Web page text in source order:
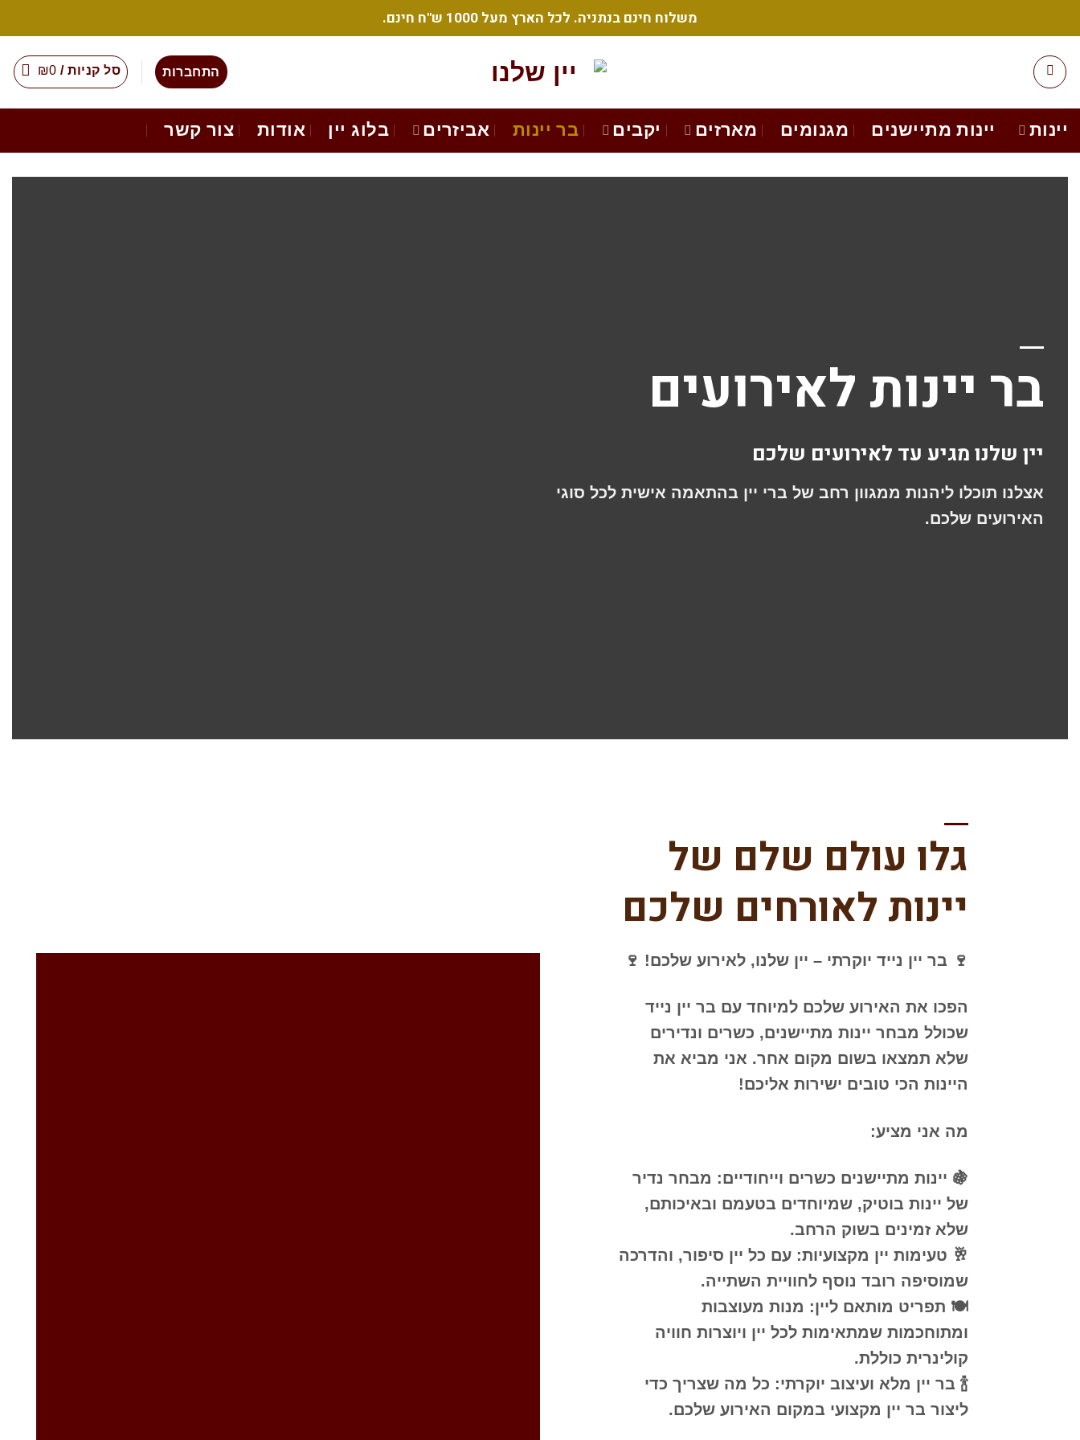
to
content
משלוח חינם בנתניה. לכל הארץ מעל 1000 ש"ח חינם.
התחברות סל קניות / ₪0
יינות יינות מתיישנים מגנומים מארזים יקבים בר יינות אביזרים בלוג יין אודות צור קשר
בר יינות לאירועים
יין שלנו מגיע עד לאירועים שלכם
אצלנו תוכלו ליהנות ממגוון רחב של ברי יין בהתאמה אישית לכל סוגי
האירועים שלכם.
גלו עולם שלם של
יינות לאורחים שלכם
🍷 בר יין נייד יוקרתי – יין שלנו, לאירוע שלכם! 🍷
הפכו את האירוע שלכם למיוחד עם בר יין נייד
שכולל מבחר יינות מתיישנים, כשרים ונדירים
שלא תמצאו בשום מקום אחר. אני מביא את
היינות הכי טובים ישירות אליכם!
מה אני מציע:
🍇 יינות מתיישנים כשרים וייחודיים: מבחר נדיר
של יינות בוטיק, שמיוחדים בטעמם ובאיכותם,
שלא זמינים בשוק הרחב.
🥂 טעימות יין מקצועיות: עם כל יין סיפור, והדרכה
שמוסיפה רובד נוסף לחוויית השתייה.
🍽️ תפריט מותאם ליין: מנות מעוצבות
ומתוחכמות שמתאימות לכל יין ויוצרות חוויה
קולינרית כוללת.
🍾 בר יין מלא ועיצוב יוקרתי: כל מה שצריך כדי
ליצור בר יין מקצועי במקום האירוע שלכם.